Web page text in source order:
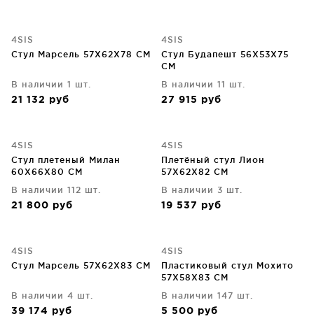
4SIS
Стул Марсель 57X62X78 CM
В наличии 1 шт.
21 132 руб
4SIS
Стул Будапешт 56X53X75
CM
В наличии 11 шт.
27 915 руб
4SIS
Стул плетеный Милан
60X66X80 CM
В наличии 112 шт.
21 800 руб
4SIS
Плетёный стул Лион
57X62X82 CM
В наличии 3 шт.
19 537 руб
4SIS
Стул Марсель 57X62X83 CM
В наличии 4 шт.
39 174 руб
4SIS
Пластиковый стул Мохито
57X58X83 CM
В наличии 147 шт.
5 500 руб